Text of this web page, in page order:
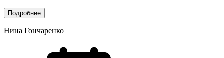
Подробнее
Нина Гончаренко